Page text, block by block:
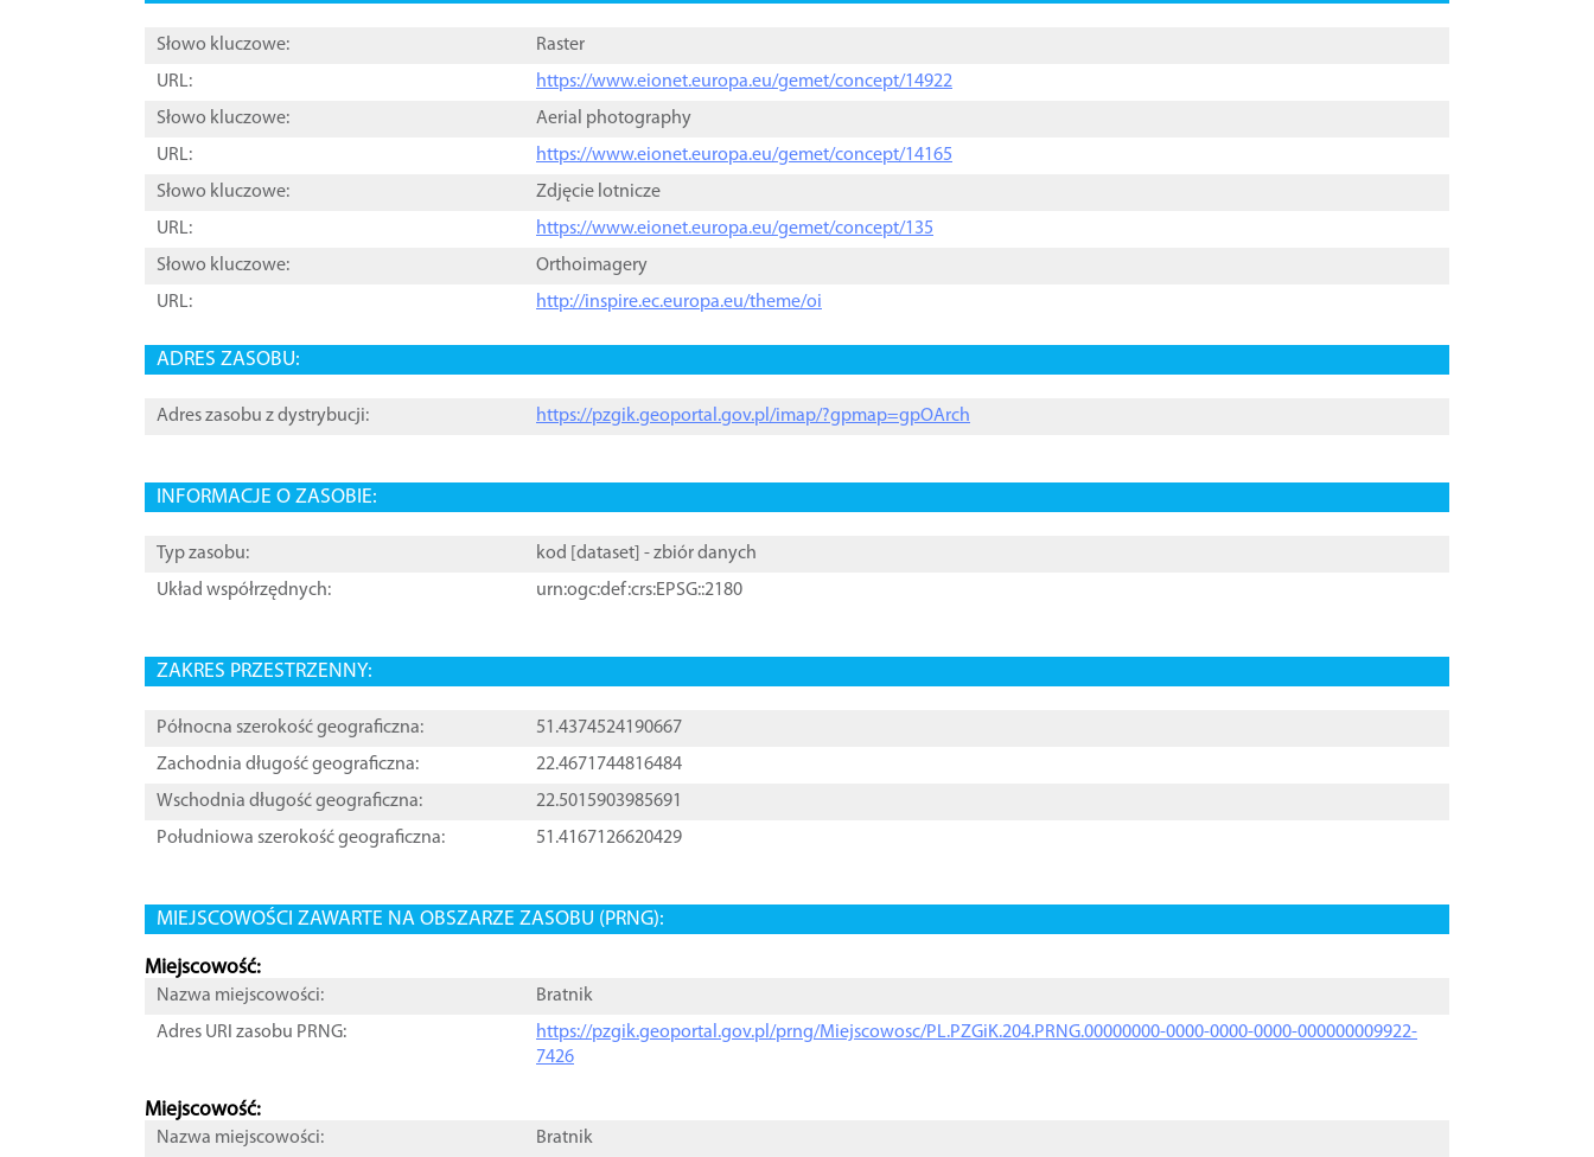
Słowo kluczowe:
Raster
URL:
https://www.eionet.europa.eu/gemet/concept/14922
Słowo kluczowe:
Aerial photography
URL:
https://www.eionet.europa.eu/gemet/concept/14165
Słowo kluczowe:
Zdjęcie lotnicze
URL:
https://www.eionet.europa.eu/gemet/concept/135
Słowo kluczowe:
Orthoimagery
URL:
http://inspire.ec.europa.eu/theme/oi
ADRES ZASOBU:
Adres zasobu z dystrybucji: https://pzgik.geoportal.gov.pl/imap/?gpmap=gpOArch
INFORMACJE O ZASOBIE:
Typ zasobu: kod [ dataset ] - zbiór danych
Układ współrzędnych:
urn:ogc:def:crs:EPSG::2180
ZAKRES PRZESTRZENNY:
Północna szerokość geograficzna:
51.4374524190667
Zachodnia długość geograficzna:
22.4671744816484
Wschodnia długość geograficzna:
22.5015903985691
Południowa szerokość geograficzna:
51.4167126620429
MIEJSCOWOŚCI ZAWARTE NA OBSZARZE ZASOBU (PRNG):
Miejscowość:
Nazwa miejscowości:
Bratnik
Adres URI zasobu PRNG:
https://pzgik.geoportal.gov.pl/prng/Miejscowosc/PL.PZGiK.204.PRNG.00000000-0000-0000-0000-000000009922-
7426
Miejscowość:
Nazwa miejscowości:
Bratnik